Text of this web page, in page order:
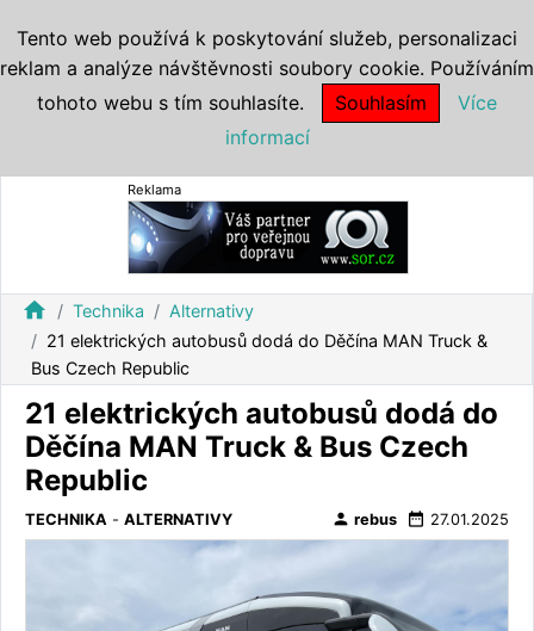
Reklama
home Technika
Alternativy
21 elektrických autobusů dodá do Děčína MAN Truck &
Bus Czech Republic
21 elektrických autobusů dodá do
Děčína MAN Truck & Bus Czech
Republic
TECHNIKA - ALTERNATIVY person rebus date_range 27.01.2025
Tento web používá k poskytování služeb, personalizaci
reklam a analýze návštěvnosti soubory cookie. Používáním
tohoto webu s tím souhlasíte.
Souhlasím
Více
informací